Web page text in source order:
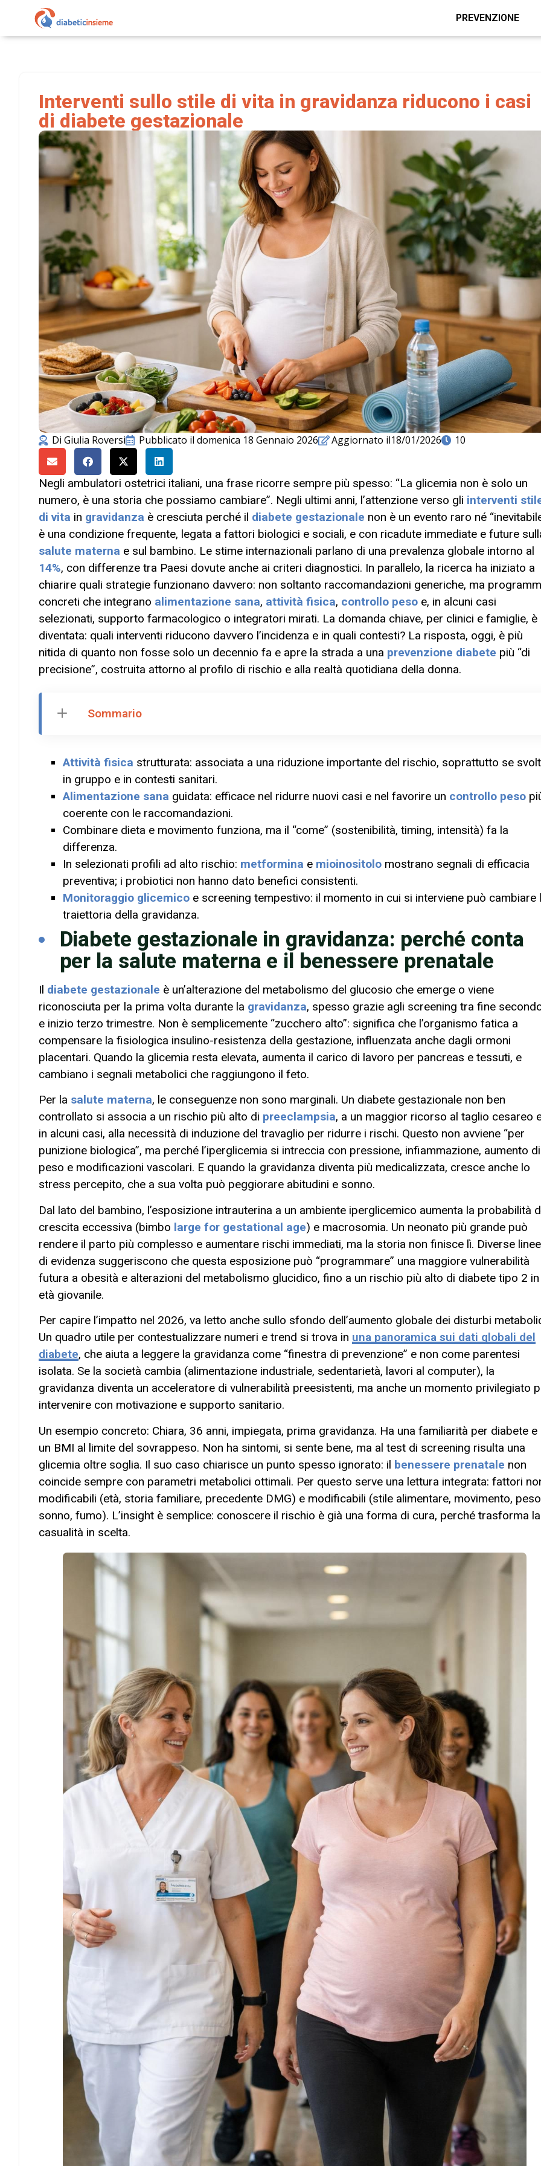
PREVENZIONE
Interventi sullo stile di vita in gravidanza riducono i casi
di diabete gestazionale
Di Giulia Roversi Pubblicato il domenica 18 Gennaio 2026 Aggiornato il18/01/2026 10
Negli ambulatori ostetrici italiani, una frase ricorre sempre più spesso: “La glicemia non è solo un
numero, è una storia che possiamo cambiare”. Negli ultimi anni, l’attenzione verso gli interventi
di vita in gravidanza è cresciuta perché il diabete gestazionale non è un evento raro né
è una condizione frequente, legata a fattori biologici e sociali, e con ricadute immediate e future
salute materna e sul bambino. Le stime internazionali parlano di una prevalenza globale intorno al
14%, con differenze tra Paesi dovute anche ai criteri diagnostici. In parallelo, la ricerca ha iniziato a
chiarire quali strategie funzionano davvero: non soltanto raccomandazioni generiche, ma
concreti che integrano alimentazione sana, attività fisica, controllo peso e, in alcuni casi
selezionati, supporto farmacologico o integratori mirati. La domanda chiave, per clinici e famiglie, è
diventata: quali interventi riducono davvero l’incidenza e in quali contesti? La risposta, oggi, è più
nitida di quanto non fosse solo un decennio fa e apre la strada a una prevenzione diabete più “di
precisione”, costruita attorno al profilo di rischio e alla realtà quotidiana della donna.
Sommario
Attività fisica strutturata: associata a una riduzione importante del rischio, soprattutto se
in gruppo e in contesti sanitari.
Alimentazione sana guidata: efficace nel ridurre nuovi casi e nel favorire un controllo peso
coerente con le raccomandazioni.
Combinare dieta e movimento funziona, ma il “come” (sostenibilità, timing, intensità) fa la
differenza.
In selezionati profili ad alto rischio: metformina e mioinositolo mostrano segnali di efficacia
preventiva; i probiotici non hanno dato benefici consistenti.
Monitoraggio glicemico e screening tempestivo: il momento in cui si interviene può cambiare
traiettoria della gravidanza.
Diabete gestazionale in gravidanza: perché conta
per la salute materna e il benessere prenatale
Il diabete gestazionale è un’alterazione del metabolismo del glucosio che emerge o viene
riconosciuta per la prima volta durante la gravidanza, spesso grazie agli screening tra fine
e inizio terzo trimestre. Non è semplicemente “zucchero alto”: significa che l’organismo fatica a
compensare la fisiologica insulino-resistenza della gestazione, influenzata anche dagli ormoni
placentari. Quando la glicemia resta elevata, aumenta il carico di lavoro per pancreas e tessuti, e
cambiano i segnali metabolici che raggiungono il feto.
Per la salute materna, le conseguenze non sono marginali. Un diabete gestazionale non ben
controllato si associa a un rischio più alto di preeclampsia, a un maggior ricorso al taglio cesareo
in alcuni casi, alla necessità di induzione del travaglio per ridurre i rischi. Questo non avviene “per
punizione biologica”, ma perché l’iperglicemia si intreccia con pressione, infiammazione, aumento di
peso e modificazioni vascolari. E quando la gravidanza diventa più medicalizzata, cresce anche lo
stress percepito, che a sua volta può peggiorare abitudini e sonno.
Dal lato del bambino, l’esposizione intrauterina a un ambiente iperglicemico aumenta la probabilità
crescita eccessiva (bimbo large for gestational age) e macrosomia. Un neonato più grande può
rendere il parto più complesso e aumentare rischi immediati, ma la storia non finisce lì. Diverse linee
di evidenza suggeriscono che questa esposizione può “programmare” una maggiore vulnerabilità
futura a obesità e alterazioni del metabolismo glucidico, fino a un rischio più alto di diabete tipo 2 in
età giovanile.
Per capire l’impatto nel 2026, va letto anche sullo sfondo dell’aumento globale dei disturbi
Un quadro utile per contestualizzare numeri e trend si trova in una panoramica sui dati globali del
diabete, che aiuta a leggere la gravidanza come “finestra di prevenzione” e non come parentesi
isolata. Se la società cambia (alimentazione industriale, sedentarietà, lavori al computer), la
gravidanza diventa un acceleratore di vulnerabilità preesistenti, ma anche un momento privilegiato
intervenire con motivazione e supporto sanitario.
Un esempio concreto: Chiara, 36 anni, impiegata, prima gravidanza. Ha una familiarità per diabete e
un BMI al limite del sovrappeso. Non ha sintomi, si sente bene, ma al test di screening risulta una
glicemia oltre soglia. Il suo caso chiarisce un punto spesso ignorato: il benessere prenatale non
coincide sempre con parametri metabolici ottimali. Per questo serve una lettura integrata: fattori
modificabili (età, storia familiare, precedente DMG) e modificabili (stile alimentare, movimento,
sonno, fumo). L’insight è semplice: conoscere il rischio è già una forma di cura, perché trasforma la
casualità in scelta.